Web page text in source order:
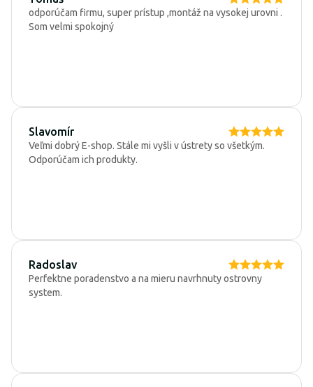
odporúčam firmu, super prístup ,montáž na vysokej urovni .
Som velmi spokojný
Slavomír
Veľmi dobrý E-shop. Stále mi vyšli v ústrety so všetkým.
Odporúčam ich produkty.
Radoslav
Perfektne poradenstvo a na mieru navrhnuty ostrovny
system.